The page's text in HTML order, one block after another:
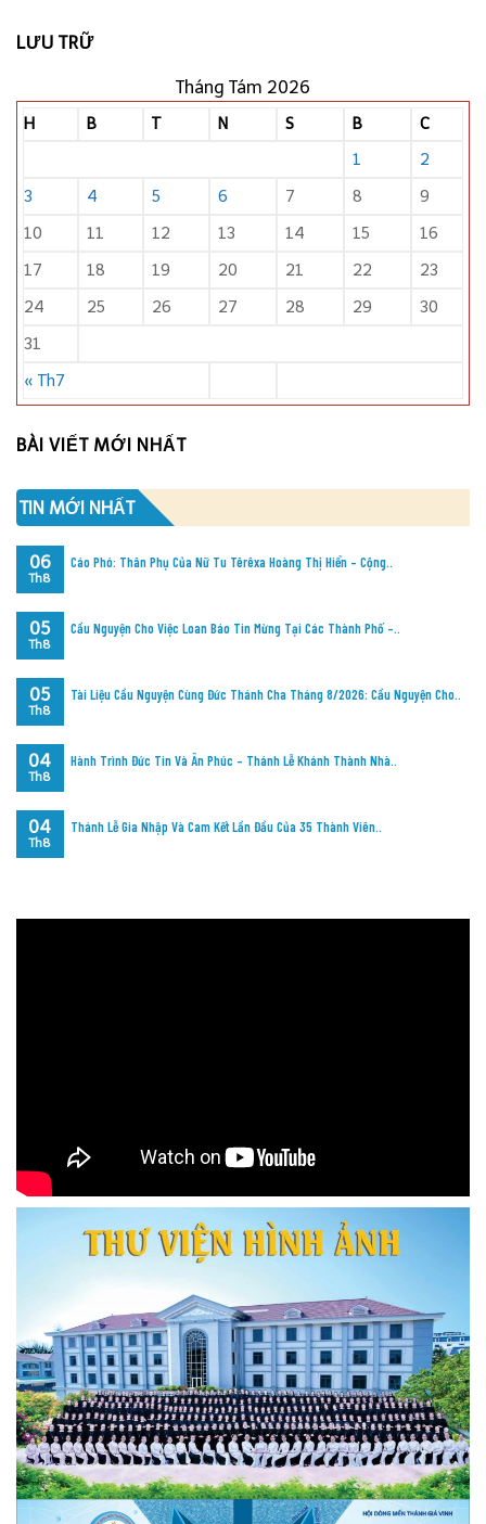
LƯU TRỮ
Tháng Tám 2026
H B T N S B C
« Th7
1
2
3
4 5 6 7 8
9
10
11 12 13 14 15
16
17
18 19 20 21 22
23
24
25 26 27 28 29
30
31
BÀI VIẾT MỚI NHẤT
TIN MỚI NHẤT
Cáo Phó: Thân Phụ Của Nữ Tu Têrêxa Hoàng Thị Hiển – Cộng..
06
Th8
Cầu Nguyện Cho Việc Loan Báo Tin Mừng Tại Các Thành Phố –..
05
Th8
Tài Liệu Cầu Nguyện Cùng Đức Thánh Cha Tháng 8/2026: Cầu Nguyện Cho..
05
Th8
Hành Trình Đức Tin Và Ân Phúc – Thánh Lễ Khánh Thành Nhà..
04
Th8
Thánh Lễ Gia Nhập Và Cam Kết Lần Đầu Của 35 Thành Viên..
04
Th8